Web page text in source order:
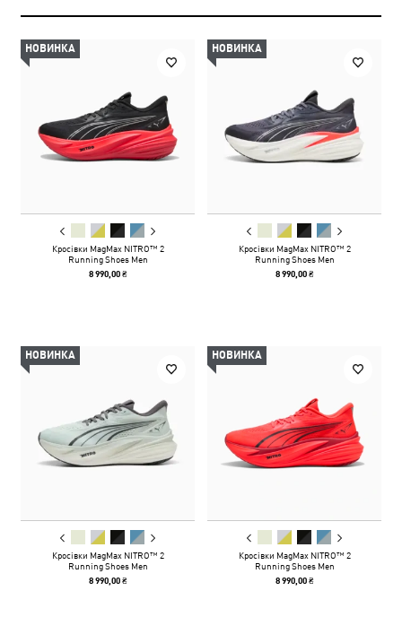
НОВИНКА
Кросівки MagMax NITRO™ 2
Running Shoes Men
8 990,00 ₴
НОВИНКА
Кросівки MagMax NITRO™ 2
Running Shoes Men
8 990,00 ₴
НОВИНКА
Кросівки MagMax NITRO™ 2
Running Shoes Men
8 990,00 ₴
НОВИНКА
Кросівки MagMax NITRO™ 2
Running Shoes Men
8 990,00 ₴